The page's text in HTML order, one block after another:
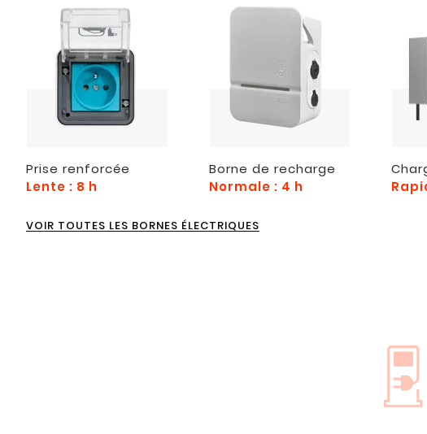
Prise renforcée
Lente : 8 h
Borne de recharge
Normale : 4 h
VOIR TOUTES LES BORNES ÉLECTRIQUES